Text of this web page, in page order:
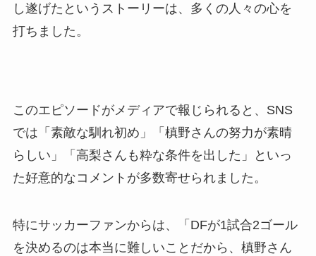
し遂げたというストーリーは、多くの人々の心を
打ちました。
このエピソードがメディアで報じられると、SNS
では「素敵な馴れ初め」「槙野さんの努力が素晴
らしい」「高梨さんも粋な条件を出した」といっ
た好意的なコメントが多数寄せられました。
特にサッカーファンからは、「DFが1試合2ゴール
を決めるのは本当に難しいことだから、槙野さん